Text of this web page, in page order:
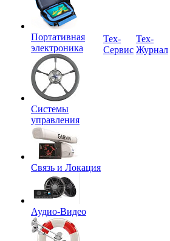
Портативная
электроника
Системы
управления
Связь и Локация
Аудио-Видео
Tex-
Сервис
Тех-
Журнал